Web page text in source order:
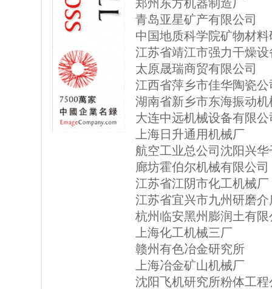
郑州东方机器制造厂
青岛亚星矿产有限公司
中国地质科学院矿物材
江苏省靖江市强力干燥设
太原晟瑞商贸有限公司
江西省萍乡市佳华陶瓷公
湖南省新乡市东海振动机
大连中远机械设备有限公
上海日升通用机械厂
航空工业总公司沈阳兴
廊坊霍伯尔机械有限公司
江苏省江阴市化工机械厂
江苏省宜兴市九州研磨介
杭州临安黑州膨润土有限
上海化工机械三厂
赣州有色冶金研究所
上海冶金矿山机械厂
沈阳飞机研究所粉体工程